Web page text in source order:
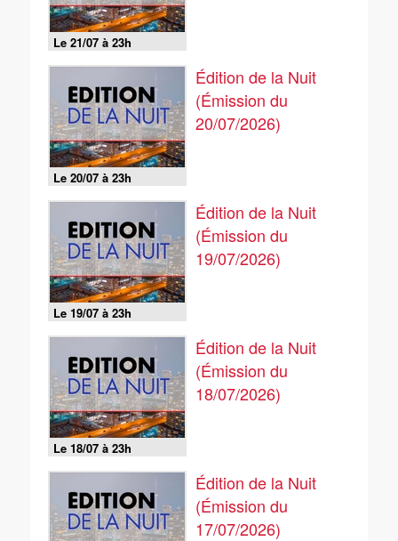
Le 21/07 à 23h
Le 20/07 à 23h
Édition de la Nuit
(Émission du
20/07/2026)
Le 19/07 à 23h
Édition de la Nuit
(Émission du
19/07/2026)
Le 18/07 à 23h
Édition de la Nuit
(Émission du
18/07/2026)
Édition de la Nuit
(Émission du
17/07/2026)